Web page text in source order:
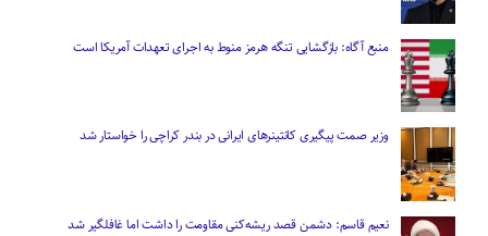
منبع آگاه: بازگشایی تنگه هرمز منوط به اجرای تعهدات آمریکا است
وزیر صمت پیگیری کانتینر‌های ایرانی در بندر کراچی را خواستار شد
نعیم قاسم: دشمن قصد ریشه‌کنی مقاومت را داشت اما غافلگیر شد